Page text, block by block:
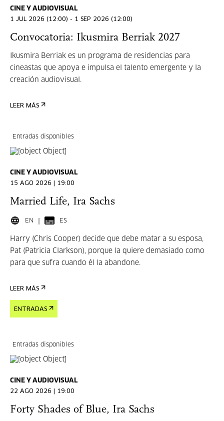
CINE Y AUDIOVISUAL
1 JUL 2026 (12:00) - 1 SEP 2026 (12:00)
Convocatoria: Ikusmira Berriak 2027
Ikusmira Berriak es un programa de residencias para
cineastas que apoya e impulsa el talento emergente y la
creación audiovisual.
LEER MÁS
Entradas disponibles
CINE Y AUDIOVISUAL
15 AGO 2026 | 19:00
Married Life, Ira Sachs
EN ES
Harry (Chris Cooper) decide que debe matar a su esposa,
Pat (Patricia Clarkson), porque la quiere demasiado como
para que sufra cuando él la abandone.
LEER MÁS
ENTRADAS
Entradas disponibles
CINE Y AUDIOVISUAL
22 AGO 2026 | 19:00
Forty Shades of Blue, Ira Sachs